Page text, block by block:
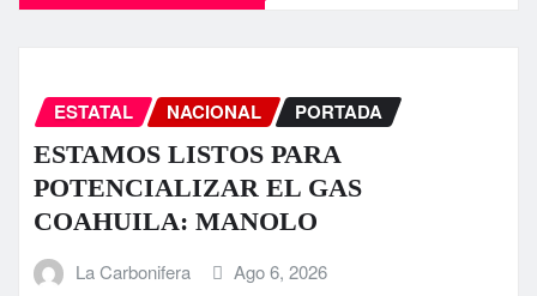
ESTATAL NACIONAL PORTADA
ESTAMOS LISTOS PARA
POTENCIALIZAR EL GAS
COAHUILA: MANOLO
La Carbonifera Ago 6, 2026